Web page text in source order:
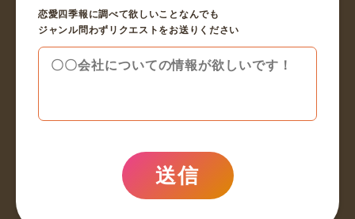
年収下がったというが、1千万円を切ったホールディングス
の名目...
も現在...
施工管理だと職人さんとしかほぼ関わらないから職場恋愛は
恋愛四季報に調べて欲しいことなんでも
ジャンル問わずリクエストをお送りください
送信